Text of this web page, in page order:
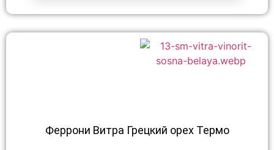
Феррони Витра Грецкий орех Термо